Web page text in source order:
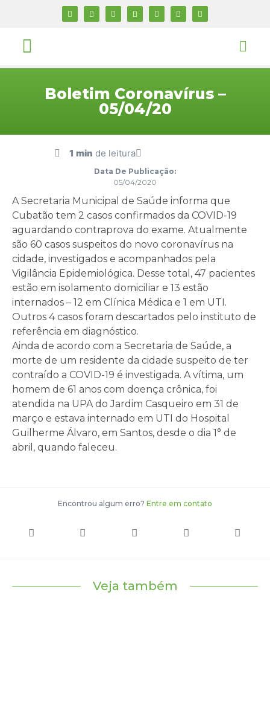
Boletim Coronavírus –
05/04/20
1 min de leitura
Data De Publicação:
05/04/2020
A Secretaria Municipal de Saúde informa que
Cubatão tem 2 casos confirmados da COVID-19
aguardando contraprova do exame. Atualmente
são 60 casos suspeitos do novo coronavírus na
cidade, investigados e acompanhados pela
Vigilância Epidemiológica. Desse total, 47 pacientes
estão em isolamento domiciliar e 13 estão
internados – 12 em Clínica Médica e 1 em UTI.
Outros 4 casos foram descartados pelo instituto de
referência em diagnóstico.
Ainda de acordo com a Secretaria de Saúde, a
morte de um residente da cidade suspeito de ter
contraído a COVID-19 é investigada. A vítima, um
homem de 61 anos com doença crônica, foi
atendida na UPA do Jardim Casqueiro em 31 de
março e estava internado em UTI do Hospital
Guilherme Álvaro, em Santos, desde o dia 1° de
abril, quando faleceu.
Encontrou algum erro? Entre em contato
Veja também